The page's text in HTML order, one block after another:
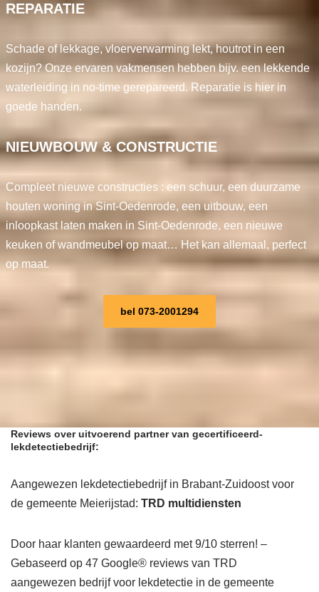
REPARATIE
Schade of lekkage, vloerverwarming lekt, houtrot in een
kozijn? Onze ervaren vakmensen hebben bijv. een lekkende
waterleiding in no-time gerepareerd. Reparatie is hier in
goede handen.
NIEUWBOUW & CONSTRUCTIE
Compleet nieuwe constructies : een schuur, een duurzame
houten woning in Sint-Oedenrode, een uitbouw, een
inloopkast laten maken in Sint-Oedenrode, een nieuwe
keuken of wandmeubel op maat… Het kan allemaal, perfect
op maat.
bel 073-2001294
Reviews over uitvoerend partner van gecertificeerd-
lekdetectiebedrijf:
Aangewezen lekdetectiebedrijf in Brabant-Zuidoost voor
de gemeente Meierijstad: TRD multidiensten
Door haar klanten gewaardeerd met 9/10 sterren! –
Gebaseerd op 47 Google® reviews van TRD
aangewezen bedrijf voor lekdetectie in de gemeente